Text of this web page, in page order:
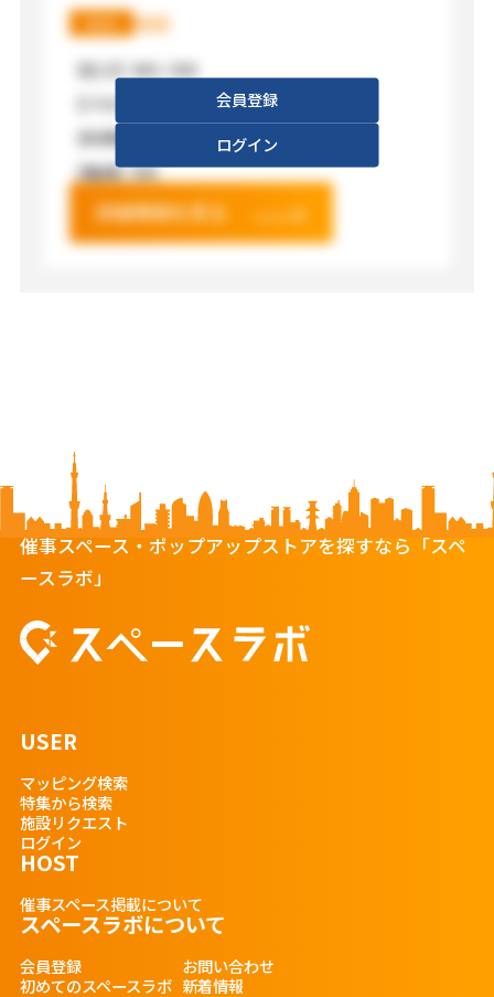
XXX XXX
【広さ】
XXX / XXX
【フロア】
【利用料金】
【電源】XXX
詳細情報を見る
会員登録
ログイン
催事スペース・ポップアップストアを探すなら「スペ
ースラボ」
USER
マッピング検索
特集から検索
施設リクエスト
ログイン
HOST
催事スペース掲載について
スペースラボについて
会員登録
初めてのスペースラボ
お問い合わせ
新着情報